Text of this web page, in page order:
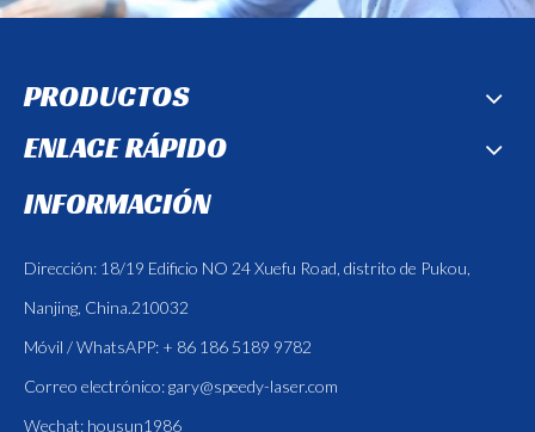
PRODUCTOS
ENLACE RÁPIDO
INFORMACIÓN
Dirección: 18/19 Edificio NO 24 Xuefu Road, distrito de Pukou,
Nanjing, China.210032
Móvil / WhatsAPP: + 86 186 5189 9782
Correo electrónico:gary@speedy-laser.com
Wechat: housun1986